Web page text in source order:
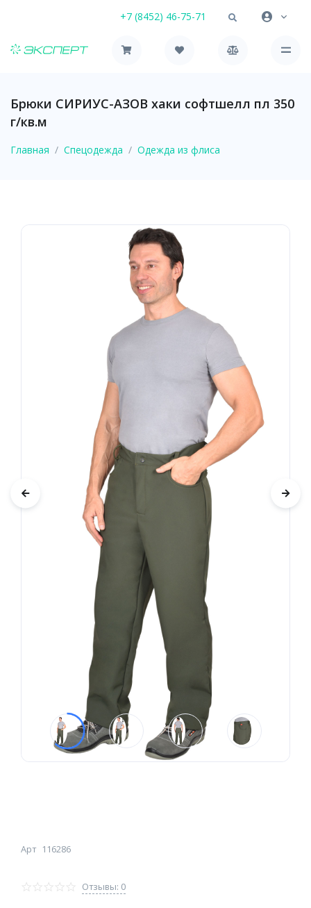
+7 (8452) 46-75-71
Брюки СИРИУС-АЗОВ хаки софтшелл пл 350
г/кв.м
Главная Спецодежда Одежда из флиса
Арт 116286
Отзывы: 0